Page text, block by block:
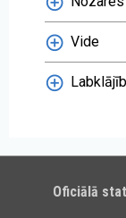
Vide
Oficiālā